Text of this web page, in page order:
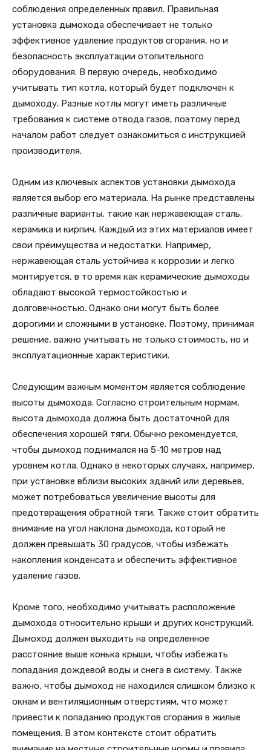
соблюдения определенных правил. Правильная
установка дымохода обеспечивает не только
эффективное удаление продуктов сгорания, но и
безопасность эксплуатации отопительного
оборудования. В первую очередь, необходимо
учитывать тип котла, который будет подключен к
дымоходу. Разные котлы могут иметь различные
требования к системе отвода газов, поэтому перед
началом работ следует ознакомиться с инструкцией
производителя.
Одним из ключевых аспектов установки дымохода
является выбор его материала. На рынке представлены
различные варианты, такие как нержавеющая сталь,
керамика и кирпич. Каждый из этих материалов имеет
свои преимущества и недостатки. Например,
нержавеющая сталь устойчива к коррозии и легко
монтируется, в то время как керамические дымоходы
обладают высокой термостойкостью и
долговечностью. Однако они могут быть более
дорогими и сложными в установке. Поэтому, принимая
решение, важно учитывать не только стоимость, но и
эксплуатационные характеристики.
Следующим важным моментом является соблюдение
высоты дымохода. Согласно строительным нормам,
высота дымохода должна быть достаточной для
обеспечения хорошей тяги. Обычно рекомендуется,
чтобы дымоход поднимался на 5-10 метров над
уровнем котла. Однако в некоторых случаях, например,
при установке вблизи высоких зданий или деревьев,
может потребоваться увеличение высоты для
предотвращения обратной тяги. Также стоит обратить
внимание на угол наклона дымохода, который не
должен превышать 30 градусов, чтобы избежать
накопления конденсата и обеспечить эффективное
удаление газов.
Кроме того, необходимо учитывать расположение
дымохода относительно крыши и других конструкций.
Дымоход должен выходить на определенное
расстояние выше конька крыши, чтобы избежать
попадания дождевой воды и снега в систему. Также
важно, чтобы дымоход не находился слишком близко к
окнам и вентиляционным отверстиям, что может
привести к попаданию продуктов сгорания в жилые
помещения. В этом контексте стоит обратить